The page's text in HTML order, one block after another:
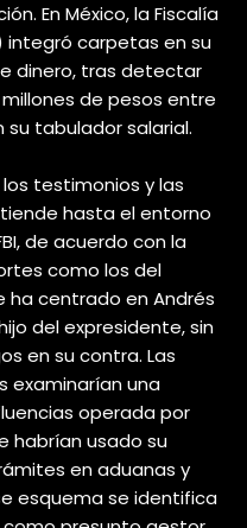
En México, la Fiscalía
integró carpetas en su
dinero, tras detectar
de pesos entre
su tabulador salarial.
testimonios y las
hasta el entorno
de acuerdo con la
como los del
centrado en Andrés
del expresidente, sin
en su contra. Las
examinarían una
operada por
habrían usado su
en aduanas y
esquema se identifica